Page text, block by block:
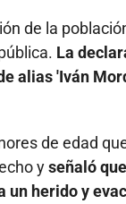
de la
La
alias 'Iván
de edad
yseñaló
herido y